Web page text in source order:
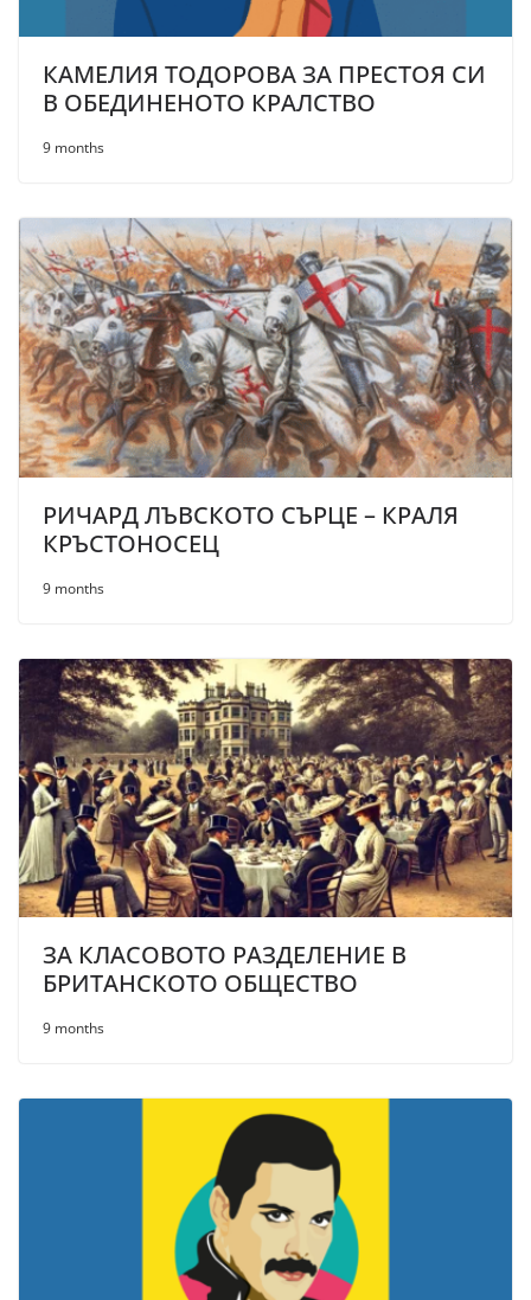
КАМЕЛИЯ ТОДОРОВА ЗА ПРЕСТОЯ СИ
В ОБЕДИНЕНОТО КРАЛСТВО
9 months
РИЧАРД ЛЪВСКОТО СЪРЦЕ – КРАЛЯ
КРЪСТОНОСЕЦ
9 months
ЗА КЛАСОВОТО РАЗДЕЛЕНИЕ В
БРИТАНСКОТО ОБЩЕСТВО
9 months